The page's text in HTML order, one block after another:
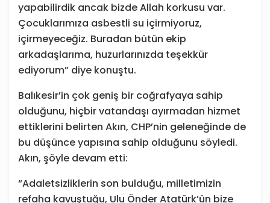
yapabilirdik ancak bizde Allah korkusu var.
Çocuklarımıza asbestli su içirmiyoruz,
içirmeyeceğiz. Buradan bütün ekip
arkadaşlarıma, huzurlarınızda teşekkür
ediyorum” diye konuştu.
Balıkesir’in çok geniş bir coğrafyaya sahip
olduğunu, hiçbir vatandaşı ayırmadan hizmet
ettiklerini belirten Akın, CHP’nin geleneğinde de
bu düşünce yapısına sahip olduğunu söyledi.
Akın, şöyle devam etti:
“Adaletsizliklerin son bulduğu, milletimizin
refaha kavuştuğu, Ulu Önder Atatürk’ün bize